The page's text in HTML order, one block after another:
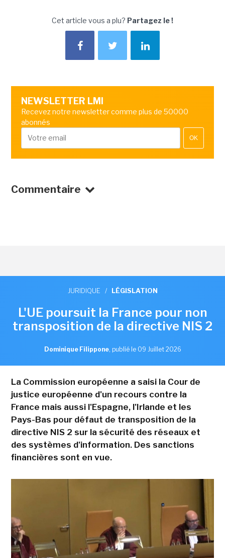
Cet article vous a plu? Partagez le !
NEWSLETTER LMI
Recevez notre newsletter comme plus de 50000
abonnés
OK
Commentaire
JURIDIQUE / LÉGISLATION
L'UE poursuit la France pour non
transposition de la directive NIS 2
Dominique Filippone, publié le 09 Juillet 2026
La Commission européenne a saisi la Cour de
justice européenne d'un recours contre la
France mais aussi l'Espagne, l'Irlande et les
Pays-Bas pour défaut de transposition de la
directive NIS 2 sur la sécurité des réseaux et
des systèmes d'information. Des sanctions
financières sont en vue.